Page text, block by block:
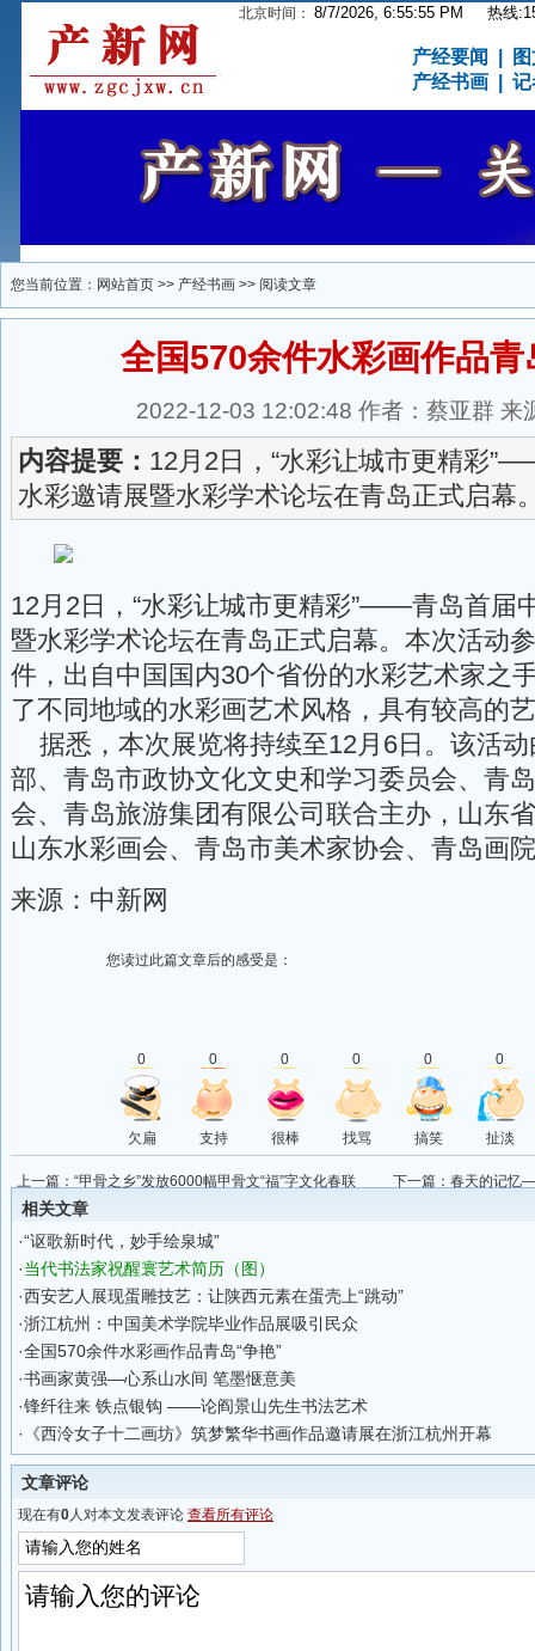
北京时间： 8/7/2026, 6:55:55 PM 热线
产经要闻
产经书画
记
您当前位置： 网站首页 >> 产经书画 >> 阅读文章
全国570余件水彩画作品青
2022-12-03 12:02:48 作者：蔡亚群
内容提要： 12月2日，“水彩让城市更精彩
水彩邀请展暨水彩学术论坛在青岛正式启幕
12月2日，“水彩让城市更精彩”——青岛首届
暨水彩学术论坛在青岛正式启幕。本次活动
件，出自中国国内30个省份的水彩艺术家之
了不同地域的水彩画艺术风格，具有较高的
据悉，本次展览将持续至12月6日。该活
部、青岛市政协文化文史和学习委员会、青
会、青岛旅游集团有限公司联合主办，山东
山东水彩画会、青岛市美术家协会、青岛画
来源：中新网
您读过此篇文章后的感受是：
0 0 0 0 0 0
欠扁 支持 很棒 找骂 搞笑 扯淡
上一篇： “甲骨之乡”发放6000幅甲骨文“福”字文化春联 下一篇： 春天的记忆
相关文章
·“讴歌新时代，妙手绘泉城”
·当代书法家祝醒寰艺术简历（图）
·西安艺人展现蛋雕技艺：让陕西元素在蛋壳上“跳动”
·浙江杭州：中国美术学院毕业作品展吸引民众
·全国570余件水彩画作品青岛“争艳”
·书画家黄强—心系山水间 笔墨惬意美
·锋纤往来 铁点银钩 ——论阎景山先生书法艺术
·
《西泠女子十二画坊》筑梦繁华书画作品邀请展在浙江杭州开幕
文章评论
现在有0人对本文发表评论 查看所有评论